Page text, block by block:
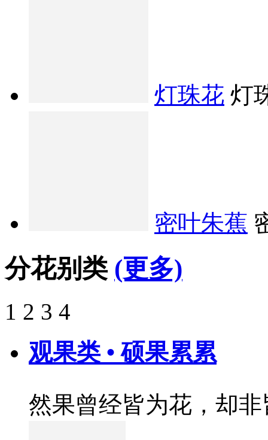
灯珠花 灯
密叶朱蕉
分花别类 (更多)
1 2 3 4
观果类 • 硕果累累
然果曾经皆为花，却